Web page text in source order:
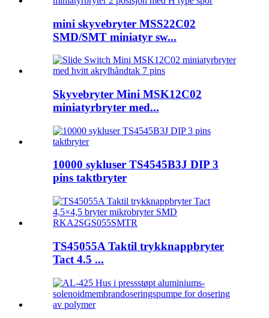
mini skyvebryter MSS22C02
SMD/SMT miniatyr sw...
Skyvebryter Mini MSK12C02
miniatyrbryter med...
10000 sykluser TS4545B3J DIP 3
pins taktbryter
TS45055A Taktil trykknappbryter
Tact 4.5 ...